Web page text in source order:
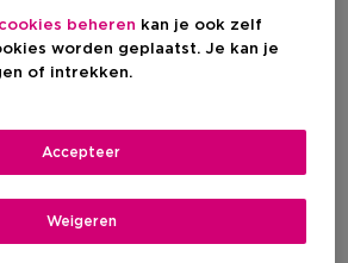
beheren kan je ook zelf
worden geplaatst. Je kan je
of intrekken.
Weigeren
Accepteer